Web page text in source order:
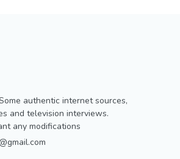
authentic internet sources,
and television interviews.
any modifications